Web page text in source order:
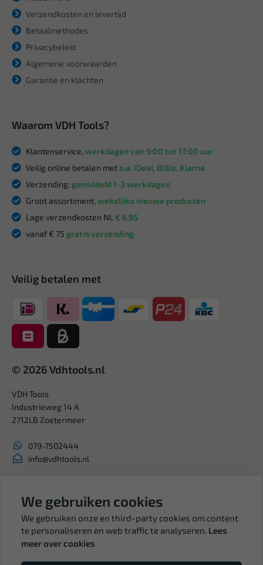
Verzendkosten en levertijd
Betaalmethodes
Privacybeleid
Algemene voorwaarden
Garantie en klachten
Waarom VDH Tools?
Klantenservice, werkdagen van 9:00 tot 17:00 uur
Veilig online betalen meto.a. iDeal, Billie, Klarna
Verzending: gemiddeld 1-3 werkdagen
Groot assortiment, wekelijks nieuwe producten
Lage verzendkosten NL € 6,95
vanaf € 75 gratis verzending
Veilig betalen met
© 2026 Vdhtools.nl
VDH Tools
Industrieweg 14 A
2712LB Zoetermeer
079-7502444
info@vdhtools.nl
BTW: NL819958657B01
We gebruiken cookies
We gebruiken onze en third-party cookies om content
te personaliseren en web traffic te analyseren. Lees
meer over cookies